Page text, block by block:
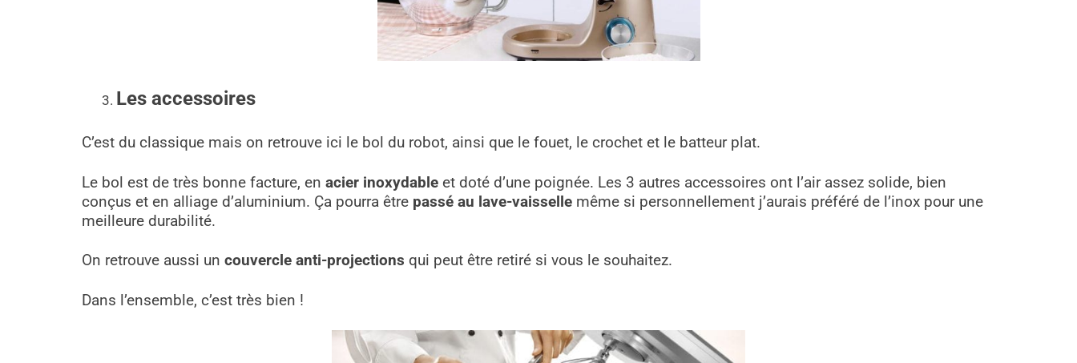
Les accessoires
C’est du classique mais on retrouve ici le bol du robot, ainsi que le fouet, le crochet et le batteur plat.
Le bol est de très bonne facture, en acier inoxydable et doté d’une poignée. Les 3 autres accessoires ont l’air assez solide, bien
conçus et en alliage d’aluminium. Ça pourra être passé au lave-vaisselle même si personnellement j’aurais préféré de l’inox pour une
meilleure durabilité.
On retrouve aussi un couvercle anti-projections qui peut être retiré si vous le souhaitez.
Dans l’ensemble, c’est très bien !